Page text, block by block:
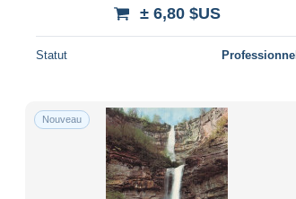
± 6,80 $US
Statut Professionnel
Nouveau